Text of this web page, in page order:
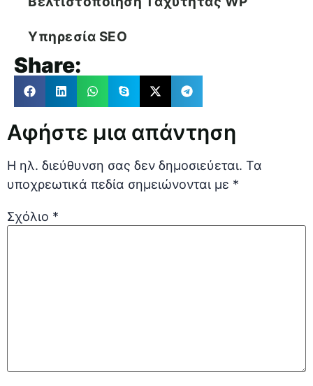
Υπηρεσία SEO
Share:
Αφήστε μια απάντηση
Η ηλ. διεύθυνση σας δεν δημοσιεύεται. Τα
υποχρεωτικά πεδία σημειώνονται με *
Σχόλιο *